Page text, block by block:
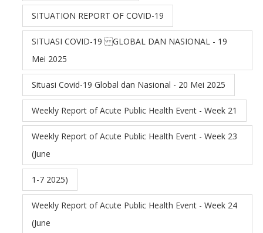
SITUATION REPORT OF COVID-19
SITUASI COVID-19 GLOBAL DAN NASIONAL - 19
Mei 2025
Situasi Covid-19 Global dan Nasional - 20 Mei 2025
Weekly Report of Acute Public Health Event - Week 21
Weekly Report of Acute Public Health Event - Week 23
(June
1-7 2025)
Weekly Report of Acute Public Health Event - Week 24
(June